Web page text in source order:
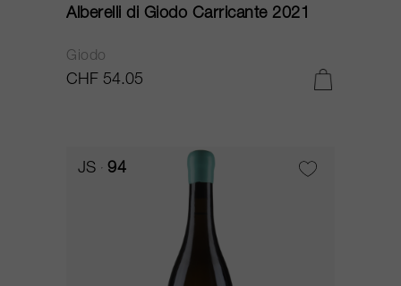
Alberelli di Giodo Carricante 2021
Giodo
CHF 54.05
JS 94